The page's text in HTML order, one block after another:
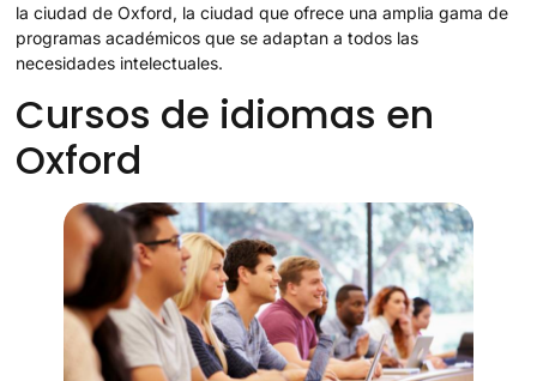
la ciudad de Oxford, la ciudad que ofrece una amplia gama de
programas académicos que se adaptan a todos las
necesidades intelectuales.
Cursos de idiomas en
Oxford